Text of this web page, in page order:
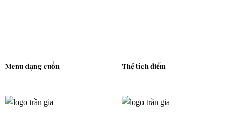
Menu dạng cuốn Thẻ tích điểm